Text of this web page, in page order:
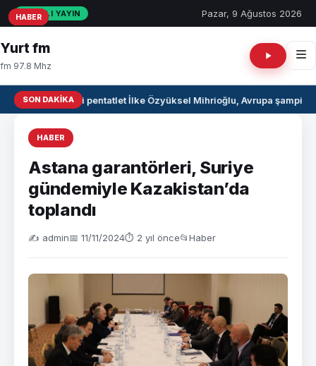
CANLI YAYIN Pazar, 9 Ağustos 2026
Yurt fm
fm 97.8 Mhz
SON DAKIKAMilli pentatlet İlke Özyüksel Mihrioğlu, Avrupa
HABER
Astana garantörleri, Suriye
gündemiyle Kazakistan’da
toplandı
✍️ admin📅 11/11/2024⏱ 2 yıl önce📂Haber
HABER
HABER
HABER